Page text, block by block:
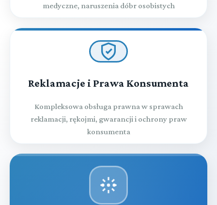
medyczne, naruszenia dóbr osobistych
Reklamacje i Prawa Konsumenta
Kompleksowa obsługa prawna w sprawach
reklamacji, rękojmi, gwarancji i ochrony praw
konsumenta